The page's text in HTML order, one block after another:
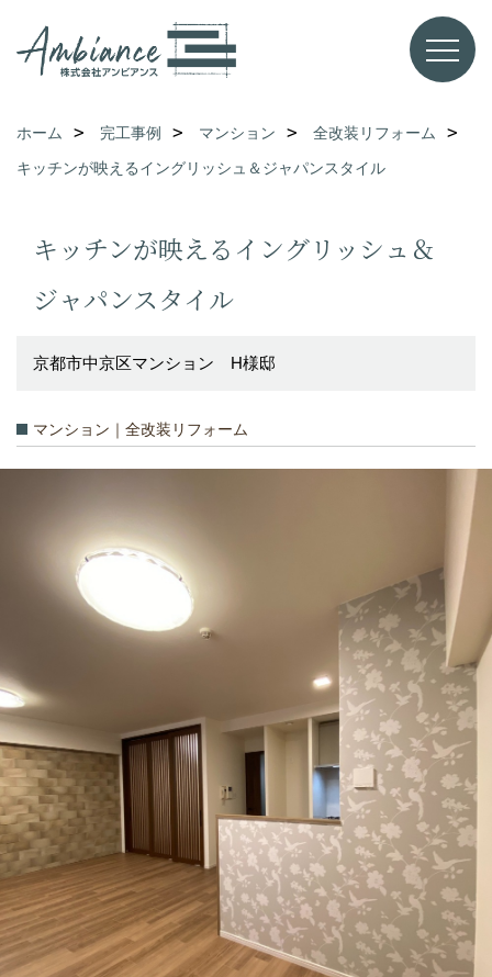
ホーム 完工事例 マンション
全改装リフォーム
キッチンが映えるイングリッシュ＆ジャパンスタイル
キッチンが映えるイングリッシュ＆
ジャパンスタイル
京都市中京区マンション H様邸
マンション｜全改装リフォーム